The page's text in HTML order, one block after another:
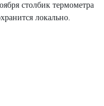
столбик термометра
локально.